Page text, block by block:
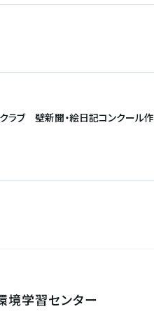
ラブ 壁新聞・絵日記コンクール作
境学習センター